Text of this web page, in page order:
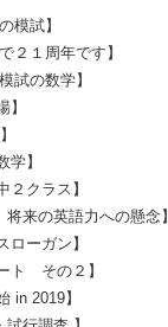
模試】
１周年です】
試の数学】
】
クラス】
来の英語力への懸念】
ーガン】
ト その２】
in 2019】